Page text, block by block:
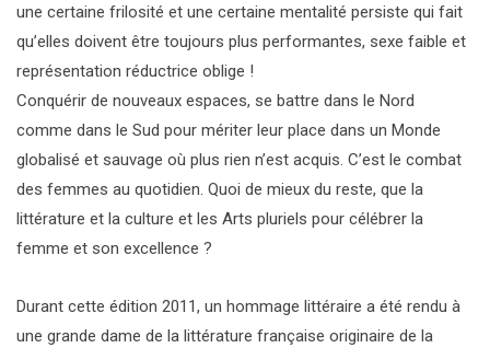
une certaine frilosité et une certaine mentalité persiste qui fait
qu’elles doivent être toujours plus performantes, sexe faible et
représentation réductrice oblige !
Conquérir de nouveaux espaces, se battre dans le Nord
comme dans le Sud pour mériter leur place dans un Monde
globalisé et sauvage où plus rien n’est acquis. C’est le combat
des femmes au quotidien. Quoi de mieux du reste, que la
littérature et la culture et les Arts pluriels pour célébrer la
femme et son excellence ?
Durant cette édition 2011, un hommage littéraire a été rendu à
une grande dame de la littérature française originaire de la